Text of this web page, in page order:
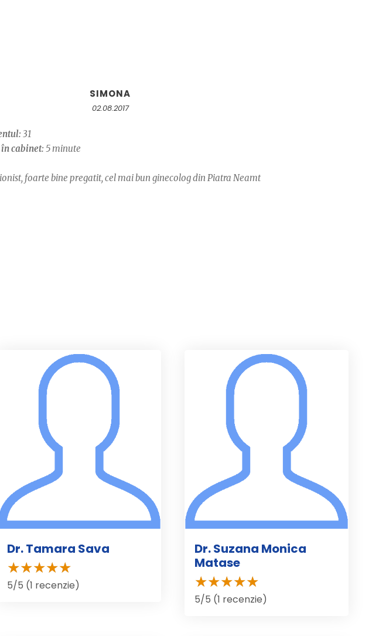
SIMONA
02.08.2017
31
cabinet: 5 minute
foarte bine pregatit, cel mai bun ginecolog din Piatra Neamt
Dr. Tamara Sava
5/5 (1 recenzie)
Dr. Suzana Monica
Matase
5/5 (1 recenzie)